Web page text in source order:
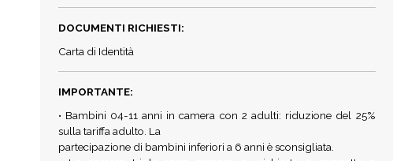
DOCUMENTI RICHIESTI:
Carta di Identità
IMPORTANTE:
• Bambini 04-11 anni in camera con 2 adulti: riduzione del 25%
sulla tariffa adulto. La
partecipazione di bambini inferiori a 6 anni è sconsigliata.